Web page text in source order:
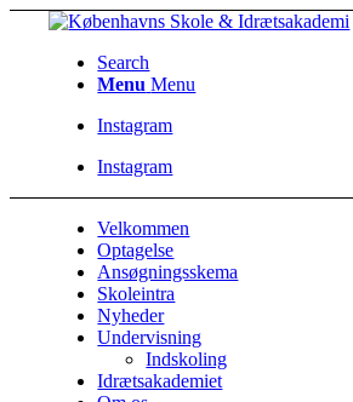
Search
Menu Menu
Instagram
Instagram
Velkommen
Optagelse
Ansøgningsskema
Skoleintra
Nyheder
Undervisning
Indskoling
Idrætsakademiet